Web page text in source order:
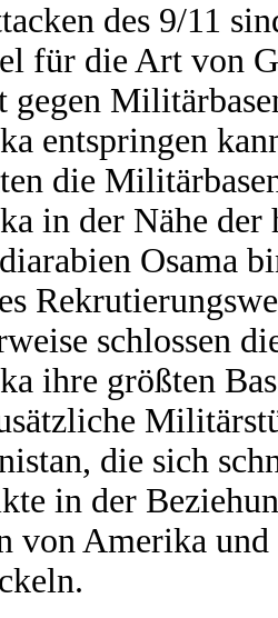
des 9/11
für die Art von
gegen
entspringen
die
in der Nähe der
Osama
schlossen
ihre größten
die sich
in der
von Amerika